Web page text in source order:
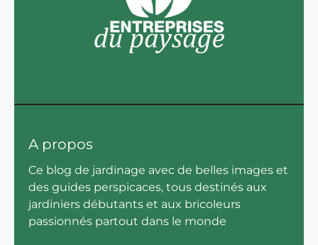
A propos
Ce blog de jardinage avec de belles images et
des guides perspicaces, tous destinés aux
jardiniers débutants et aux bricoleurs
passionnés partout dans le monde